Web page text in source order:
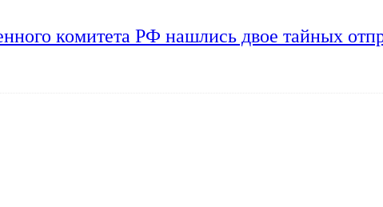
комитета РФ нашлись двое тайных